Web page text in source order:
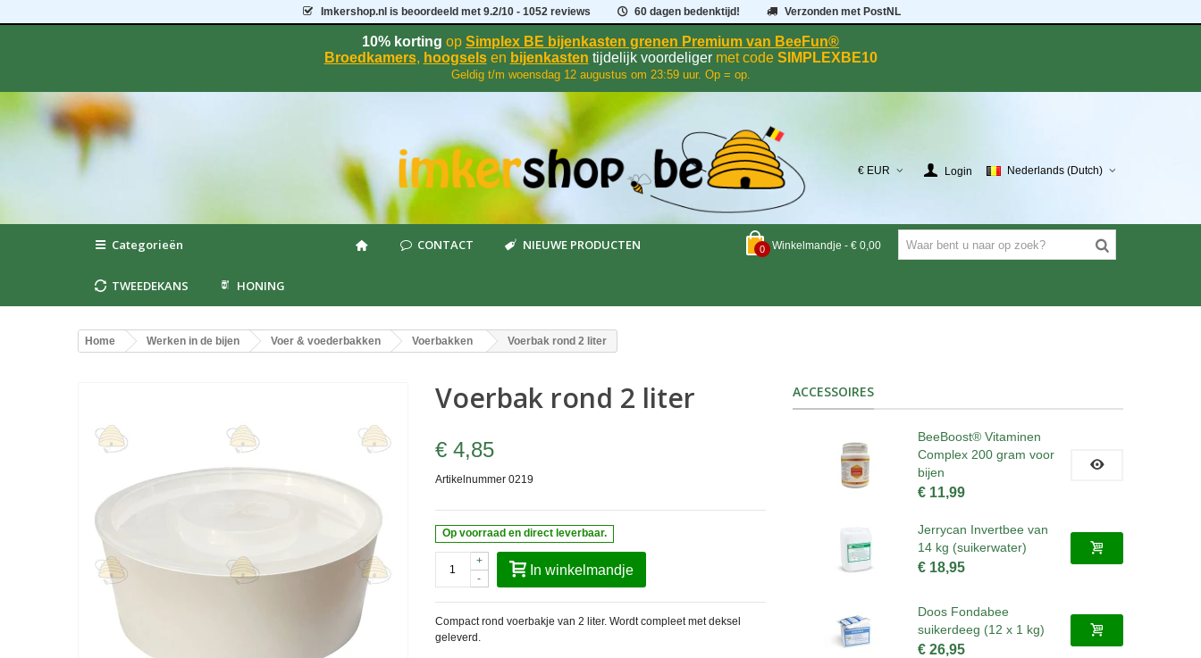
Imkershop.nl is beoordeeld met 9.2/10 - 1052 reviews 60 dagen bedenktijd! Verzonden met PostNL
10% korting op Simplex BE bijenkasten grenen Premium van BeeFun®
Broedkamers, hoogselsen bijenkasten tijdelijk voordeligermet codeSIMPLEXBE10
Geldig t/m woensdag 12 augustus om 23:59 uur. Op = op.
€ EUR Login Nederlands (Dutch)
0 Winkelmandje - € 0,00
Categorieën CONTACT NIEUWE PRODUCTEN
TWEEDEKANS HONING
Home Werken in de bijen Voer & voederbakken Voerbakken Voerbak rond 2 liter
Voerbak rond 2 liter
€ 4,85
Artikelnummer 0219
Op voorraad en direct leverbaar.
-
+
In winkelmandje
Compact rond voerbakje van 2 liter. Wordt compleet met deksel
geleverd.
ACCESSOIRES
BeeBoost® Vitaminen
Complex 200 gram voor
bijen
€ 11,99
Jerrycan Invertbee van
14 kg (suikerwater)
€ 18,95
Doos Fondabee
suikerdeeg (12 x 1 kg)
€ 26,95